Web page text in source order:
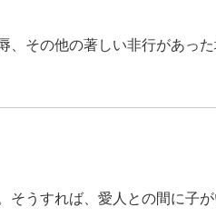
、その他の著しい非行があっ
そうすれば、愛人との間に子